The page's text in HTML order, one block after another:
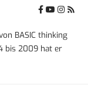
BASIC thinking
bis 2009 hat er